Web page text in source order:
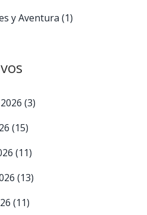
y Aventura (1)
(3)
(15)
(11)
(13)
(11)